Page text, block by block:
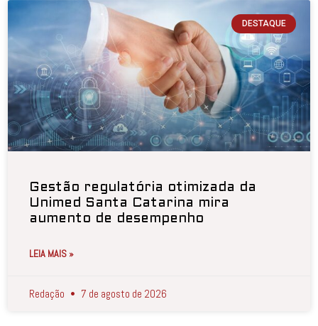
DESTAQUE
Gestão regulatória otimizada da
Unimed Santa Catarina mira
aumento de desempenho
LEIA MAIS »
Redação 7 de agosto de 2026